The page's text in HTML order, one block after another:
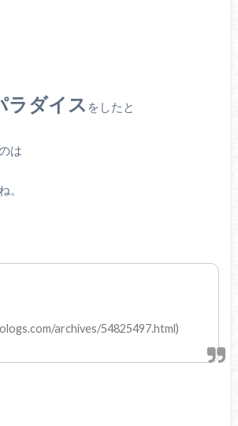
ラダイス をしたと
は
。
archives/54825497.html)